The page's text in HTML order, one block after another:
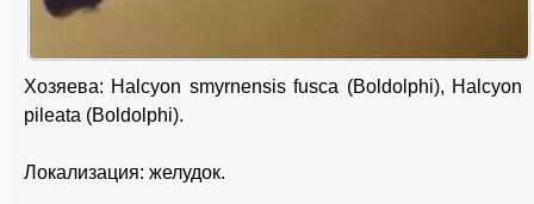
Хозяева: Halcyon smyrnensis fusca (Boldolphi), Halcyon
pileata (Boldolphi).
Локализация: желудок.